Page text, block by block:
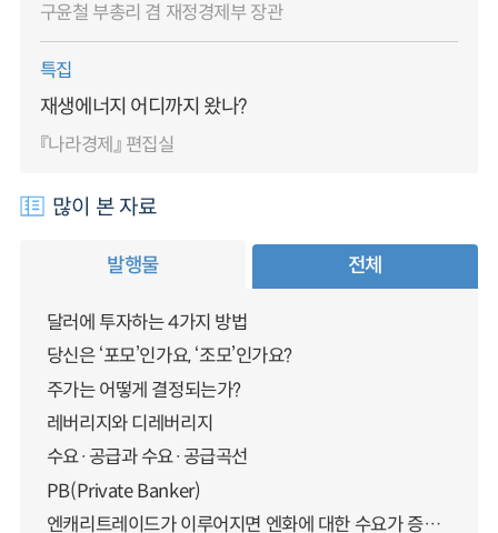
구윤철 부총리 겸 재정경제부 장관
특집
재생에너지 어디까지 왔나?
『나라경제』 편집실
많이 본 자료
발행물 전체
달러에 투자하는 4가지 방법
당신은 ‘포모’인가요, ‘조모’인가요?
주가는 어떻게 결정되는가?
레버리지와 디레버리지
수요·공급과 수요·공급곡선
PB(Private Banker)
엔캐리트레이드가 이루어지면 엔화에 대한 수요가 증가하지 않나요?